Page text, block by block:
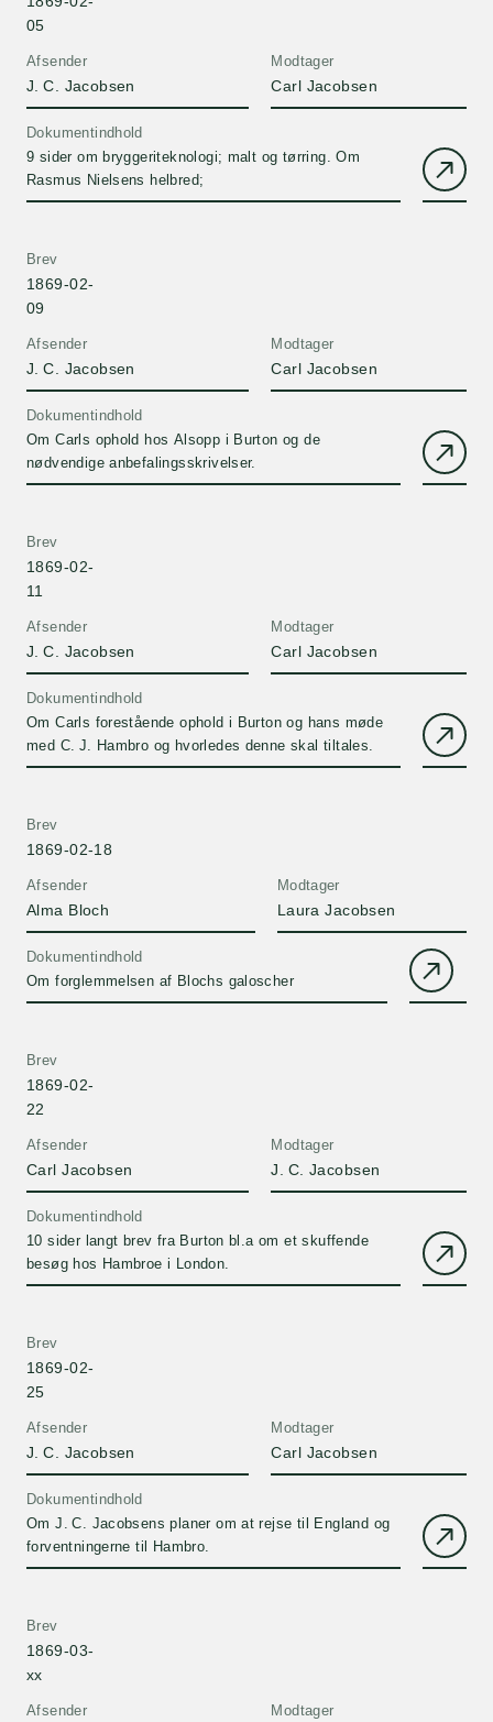
Afsender
J. C. Jacobsen
05
Modtager
Carl Jacobsen
Dokumentindhold
9 sider om bryggeriteknologi; malt og tørring. Om
Rasmus Nielsens helbred;
Afsender
J. C. Jacobsen
Brev
1869-02-
09
Modtager
Carl Jacobsen
Dokumentindhold
Om Carls ophold hos Alsopp i Burton og de
nødvendige anbefalingsskrivelser.
Afsender
J. C. Jacobsen
Brev
1869-02-
11
Modtager
Carl Jacobsen
Dokumentindhold
Om Carls forestående ophold i Burton og hans møde
med C. J. Hambro og hvorledes denne skal tiltales.
Afsender
Alma Bloch
Brev
1869-02-18
Modtager
Laura Jacobsen
Dokumentindhold
Om forglemmelsen af Blochs galoscher
Afsender
Carl Jacobsen
Brev
1869-02-
22
Modtager
J. C. Jacobsen
Dokumentindhold
10 sider langt brev fra Burton bl.a om et skuffende
besøg hos Hambroe i London.
Afsender
J. C. Jacobsen
Brev
1869-02-
25
Modtager
Carl Jacobsen
Dokumentindhold
Om J. C. Jacobsens planer om at rejse til England og
forventningerne til Hambro.
Afsender
Brev
1869-03-
xx
Modtager